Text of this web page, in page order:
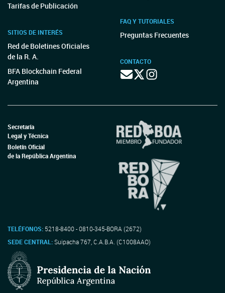
Tarifas de Publicación
SITIOS DE INTERÉS
Red de Boletines Oficiales
de la R. A.
BFA Blockchain Federal
Argentina
FAQ Y TUTORIALES
Preguntas Frecuentes
CONTACTO
Secretaría
Legal y Técnica
Boletín Oficial
de la República Argentina
TELÉFONOS: 5218-8400 - 0810-345-BORA (2672)
SEDE CENTRAL:Suipacha 767, C.A.B.A. (C1008AAO)